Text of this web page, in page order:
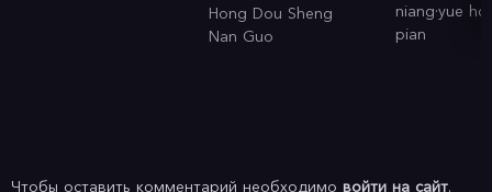
Hong Dou Sheng
Nan Guo
niang·yue
pian
Чтобы оставить комментарий необходимо войти на сайт.